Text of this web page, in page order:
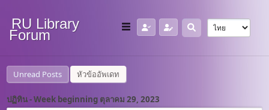
RU Library
Forum
Unread Posts หัวข้ออัพเดท
ปฏิทิน - Week beginning ตุลาคม 29, 2023